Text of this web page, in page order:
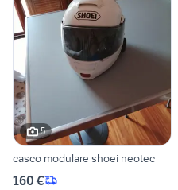
5
casco modulare shoei neotec
160 €